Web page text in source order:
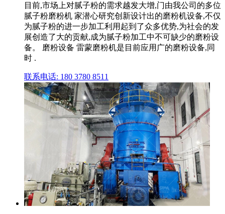
目前,市场上对腻子粉的需求越发大增,门由我公司的多位
腻子粉磨粉机 家潜心研究创新设计出的磨粉机设备,不仅
为腻子粉的进一步加工利用起到了众多优势,为社会的发
展创造了大的贡献,成为腻子粉加工中不可缺少的磨粉设
备。 磨粉设备 雷蒙磨粉机是目前应用广的磨粉设备,同
时 .
联系电话: 180 3780 8511